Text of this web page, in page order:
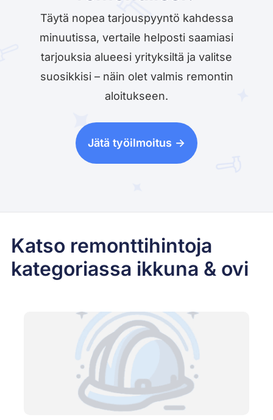
Täytä nopea tarjouspyyntö kahdessa
minuutissa, vertaile helposti saamiasi
tarjouksia alueesi yrityksiltä ja valitse
suosikkisi – näin olet valmis remontin
aloitukseen.
Jätä työilmoitus ->
Katso remonttihintoja
kategoriassa ikkuna & ovi